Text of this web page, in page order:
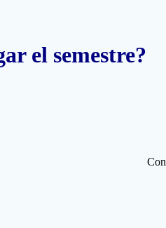
el semestre?
Con